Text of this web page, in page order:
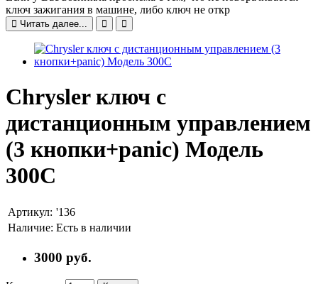
ключ зажигания в машине, либо ключ не откр
Читать далее...
Chrysler ключ с
дистанционным управлением
(3 кнопки+panic) Модель
300С
Артикул: '136
Наличие: Есть в наличии
3000 руб.